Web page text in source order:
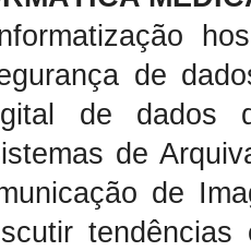
de
de dados
de
de